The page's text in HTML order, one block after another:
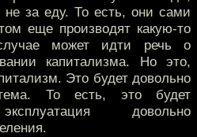
не за еду. То есть, они сами
еще производят какую-то
может идти речь о
капитализма. Но это,
Это будет довольно
То есть, это будет
довольно